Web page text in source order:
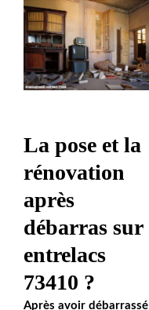
La pose et la
rénovation
après
débarras sur
entrelacs
73410 ?
Après avoir débarrassé